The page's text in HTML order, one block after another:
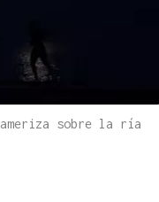
sobre la ría